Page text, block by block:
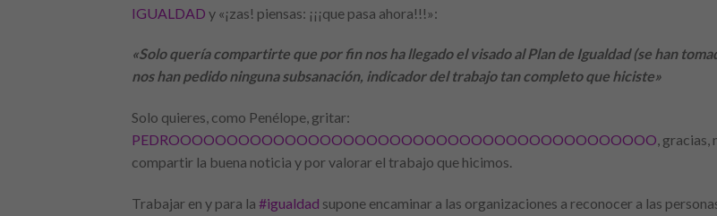
IGUALDAD y «¡zas! piensas: ¡¡¡que pasa ahora!!!»:
«Solo quería compartirte que por fin nos ha llegado el visado al Plan de Igualdad (se han
nos han pedido ninguna subsanación, indicador del trabajo tan completo que hiciste»
Solo quieres, como Penélope, gritar:
PEDROOOOOOOOOOOOOOOOOOOOOOOOOOOOOOOOOOOOOOOOOO, gracias,
compartir la buena noticia y por valorar el trabajo que hicimos.
Trabajar en y para la #igualdad supone encaminar a las organizaciones a reconocer a las